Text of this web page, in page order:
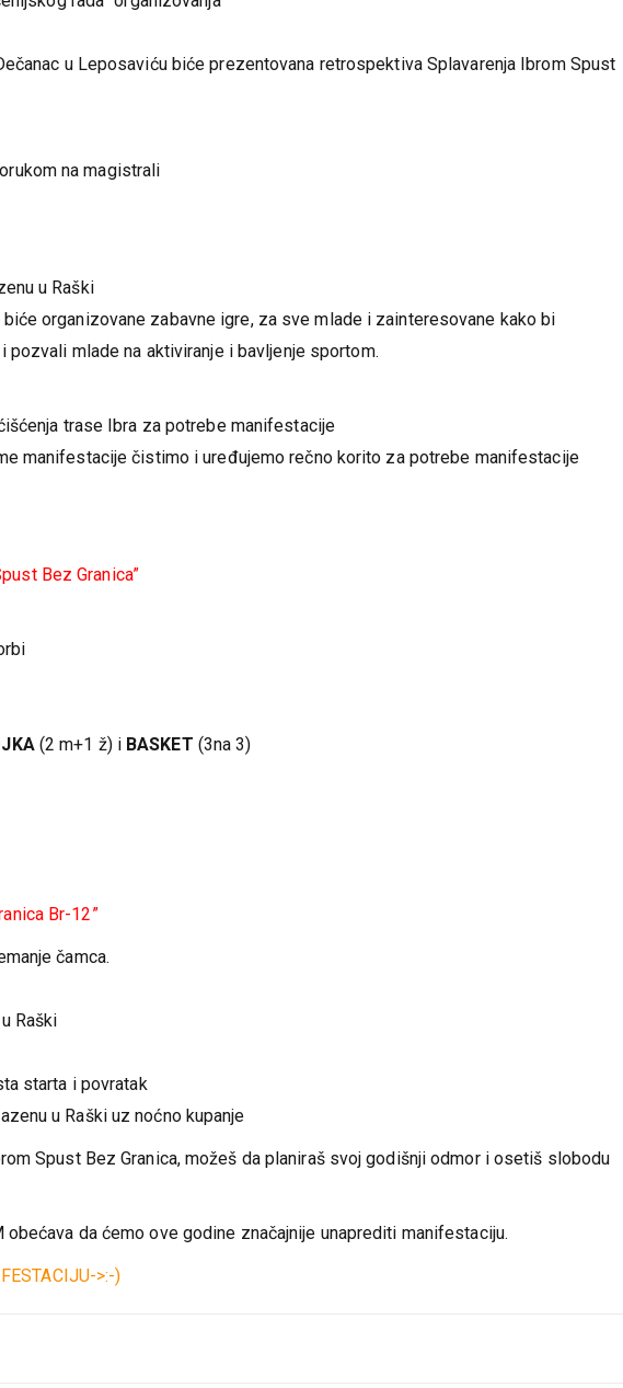
u Leposaviću biće prezentovana retrospektiva Splavarenja Ibrom Spust
na magistrali
u Raški
organizovane zabavne igre, za sve mlade i zainteresovane kako bi
mlade na aktiviranje i bavljenje sportom.
trase Ibra za potrebe manifestacije
manifestacije čistimo i uređujemo rečno korito za potrebe manifestacije
Bez Granica”
(2 m+1 ž) i BASKET (3na 3)
Br-12”
čamca.
Raški
starta i povratak
u Raški uz noćno kupanje
Spust Bez Granica, možeš da planiraš svoj godišnji odmor i osetiš slobodu
da ćemo ove godine značajnije unaprediti manifestaciju.
>:-)